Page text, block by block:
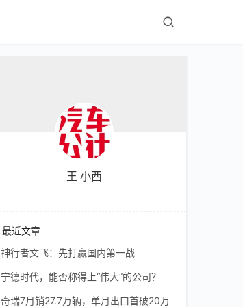
王 小西
最近文章
神行者文飞：先打赢国内第一战
宁德时代，能否称得上“伟大”的公司？
奇瑞7月销27.7万辆，单月出口首破20万